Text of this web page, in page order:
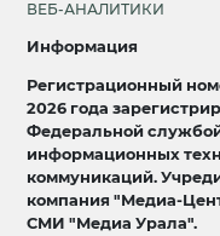
ВЕБ-АНАЛИТИКИ
Информация
Регистрационный
2026 года
Федеральной
информационных
коммуникаций.
компания "Медиа-
СМИ "Медиа Урала".